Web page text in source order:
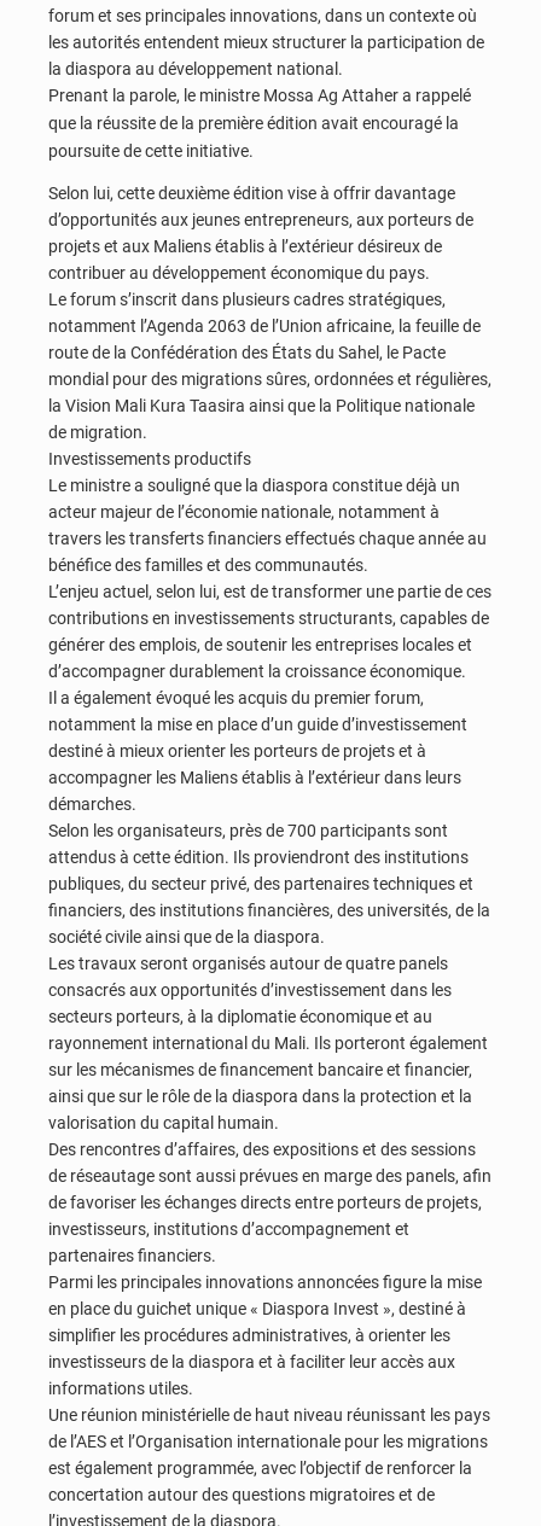
forum et ses principales innovations, dans un contexte où
les autorités entendent mieux structurer la participation de
la diaspora au développement national.
Prenant la parole, le ministre Mossa Ag Attaher a rappelé
que la réussite de la première édition avait encouragé la
poursuite de cette initiative.
Selon lui, cette deuxième édition vise à offrir davantage
d’opportunités aux jeunes entrepreneurs, aux porteurs de
projets et aux Maliens établis à l’extérieur désireux de
contribuer au développement économique du pays.
Le forum s’inscrit dans plusieurs cadres stratégiques,
notamment l’Agenda 2063 de l’Union africaine, la feuille de
route de la Confédération des États du Sahel, le Pacte
mondial pour des migrations sûres, ordonnées et régulières,
la Vision Mali Kura Taasira ainsi que la Politique nationale
de migration.
Investissements productifs
Le ministre a souligné que la diaspora constitue déjà un
acteur majeur de l’économie nationale, notamment à
travers les transferts financiers effectués chaque année au
bénéfice des familles et des communautés.
L’enjeu actuel, selon lui, est de transformer une partie de ces
contributions en investissements structurants, capables de
générer des emplois, de soutenir les entreprises locales et
d’accompagner durablement la croissance économique.
Il a également évoqué les acquis du premier forum,
notamment la mise en place d’un guide d’investissement
destiné à mieux orienter les porteurs de projets et à
accompagner les Maliens établis à l’extérieur dans leurs
démarches.
Selon les organisateurs, près de 700 participants sont
attendus à cette édition. Ils proviendront des institutions
publiques, du secteur privé, des partenaires techniques et
financiers, des institutions financières, des universités, de la
société civile ainsi que de la diaspora.
Les travaux seront organisés autour de quatre panels
consacrés aux opportunités d’investissement dans les
secteurs porteurs, à la diplomatie économique et au
rayonnement international du Mali. Ils porteront également
sur les mécanismes de financement bancaire et financier,
ainsi que sur le rôle de la diaspora dans la protection et la
valorisation du capital humain.
Des rencontres d’affaires, des expositions et des sessions
de réseautage sont aussi prévues en marge des panels, afin
de favoriser les échanges directs entre porteurs de projets,
investisseurs, institutions d’accompagnement et
partenaires financiers.
Parmi les principales innovations annoncées figure la mise
en place du guichet unique « Diaspora Invest », destiné à
simplifier les procédures administratives, à orienter les
investisseurs de la diaspora et à faciliter leur accès aux
informations utiles.
Une réunion ministérielle de haut niveau réunissant les pays
de l’AES et l’Organisation internationale pour les migrations
est également programmée, avec l’objectif de renforcer la
concertation autour des questions migratoires et de
l’investissement de la diaspora.